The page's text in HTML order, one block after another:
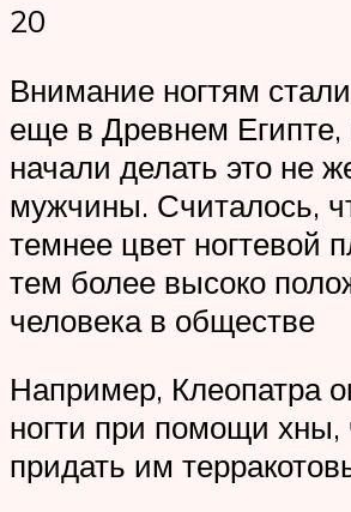
20
Внимание ногтям
еще в Древнем Египте,
начали делать это не
мужчины. Считалось,
темнее цвет ногтевой
тем более высоко
человека в обществе
Например, Клеопатра
ногти при помощи хны,
придать им